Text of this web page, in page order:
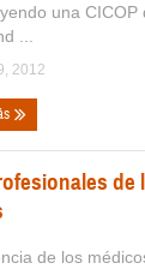
una CICOP
...
2012
de
de los